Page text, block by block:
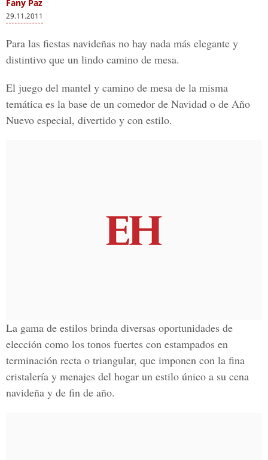
Fany Paz
29.11.2011
Para las fiestas navideñas no hay nada más elegante y
distintivo que un lindo camino de mesa.
El juego del mantel y camino de mesa de la misma
temática es la base de un comedor de Navidad o de Año
Nuevo especial, divertido y con estilo.
La gama de estilos brinda diversas oportunidades de
elección como los tonos fuertes con estampados en
terminación recta o triangular, que imponen con la fina
cristalería y menajes del hogar un estilo único a su cena
navideña y de fin de año.